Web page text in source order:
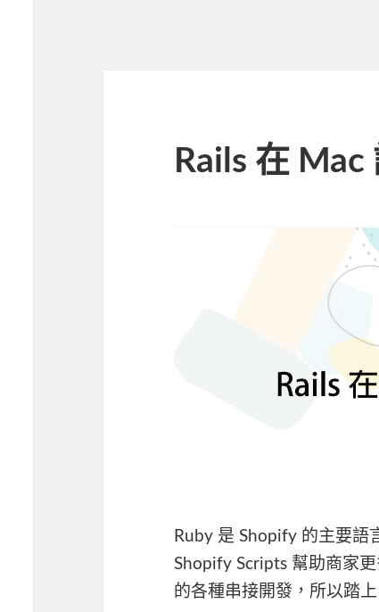
Rails 在
Ruby 是 Shopify 的主要語
Shopify Scripts 幫助商家
的各種串接開發，所以踏上